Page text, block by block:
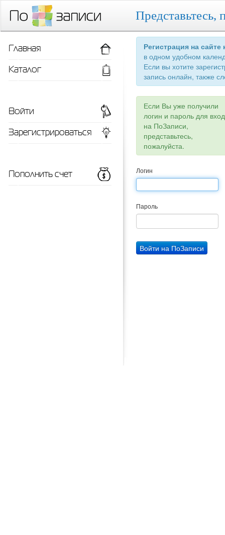
Представьтесь,
Регистрация на
в одном удобном
Если вы хотите
запись онлайн, также
Если Вы уже получили
логин и пароль для
на ПоЗаписи,
представьтесь,
пожалуйста.
Логин
Пароль
Главная
Каталог
Войти
Зарегистрироваться
Пополнить счет